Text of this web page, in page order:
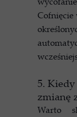
5.
zmianę
Warto